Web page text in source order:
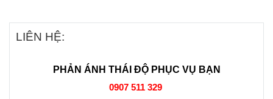
LIÊN HỆ:
PHẢN ÁNH THÁI ĐỘ PHỤC VỤ BẠN
0907 511 329